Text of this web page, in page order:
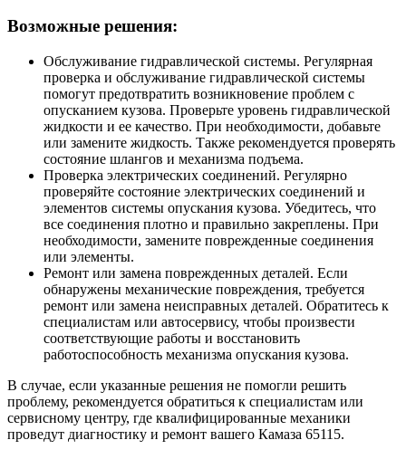
Возможные решения:
Обслуживание гидравлической системы. Регулярная
проверка и обслуживание гидравлической системы
помогут предотвратить возникновение проблем с
опусканием кузова. Проверьте уровень гидравлической
жидкости и ее качество. При необходимости, добавьте
или замените жидкость. Также рекомендуется проверять
состояние шлангов и механизма подъема.
Проверка электрических соединений. Регулярно
проверяйте состояние электрических соединений и
элементов системы опускания кузова. Убедитесь, что
все соединения плотно и правильно закреплены. При
необходимости, замените поврежденные соединения
или элементы.
Ремонт или замена поврежденных деталей. Если
обнаружены механические повреждения, требуется
ремонт или замена неисправных деталей. Обратитесь к
специалистам или автосервису, чтобы произвести
соответствующие работы и восстановить
работоспособность механизма опускания кузова.
В случае, если указанные решения не помогли решить
проблему, рекомендуется обратиться к специалистам или
сервисному центру, где квалифицированные механики
проведут диагностику и ремонт вашего Камаза 65115.